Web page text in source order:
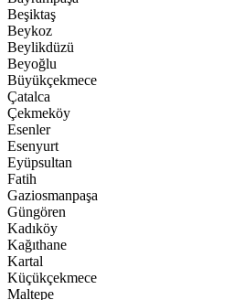
Beşiktaş
Beykoz
Beylikdüzü
Beyoğlu
Büyükçekmece
Çatalca
Çekmeköy
Esenler
Esenyurt
Eyüpsultan
Fatih
Gaziosmanpaşa
Güngören
Kadıköy
Kağıthane
Kartal
Küçükçekmece
Maltepe